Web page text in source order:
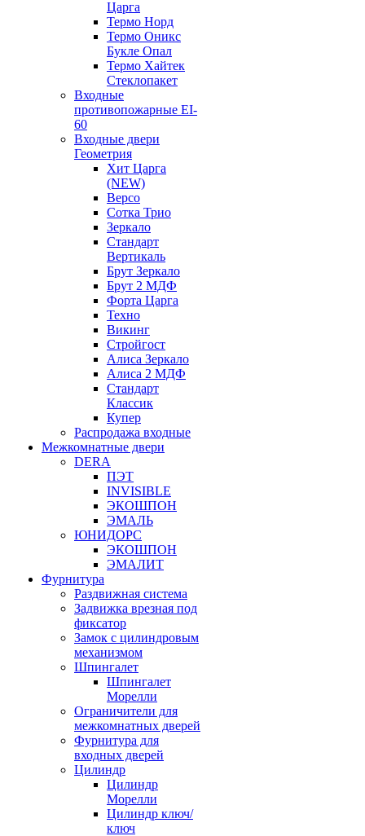
Царга
Термо Норд
Термо Оникс
Букле Опал
Термо Хайтек
Стеклопакет
Входные
противопожарные EI-
60
Входные двери
Геометрия
Хит Царга
(NEW)
Версо
Сотка Трио
Зеркало
Стандарт
Вертикаль
Брут Зеркало
Брут 2 МДФ
Форта Царга
Техно
Викинг
Стройгост
Алиса Зеркало
Алиса 2 МДФ
Стандарт
Классик
Купер
Распродажа входные
Межкомнатные двери
DERA
ПЭТ
INVISIBLE
ЭКОШПОН
ЭМАЛЬ
ЮНИДОРС
ЭКОШПОН
ЭМАЛИТ
Фурнитура
Раздвижная система
Задвижка врезная под
фиксатор
Замок с цилиндровым
механизмом
Шпингалет
Шпингалет
Морелли
Ограничители для
межкомнатных дверей
Фурнитура для
входных дверей
Цилиндр
Цилиндр
Морелли
Цилиндр ключ/
ключ